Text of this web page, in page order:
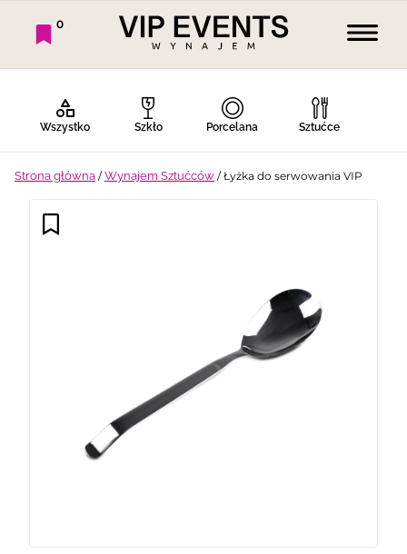
0
Wszystko Szkło Porcelana Sztućce
Termosy
Piknik
Strona główna /Wynajem Sztućców / Łyżka do serwowania VIP